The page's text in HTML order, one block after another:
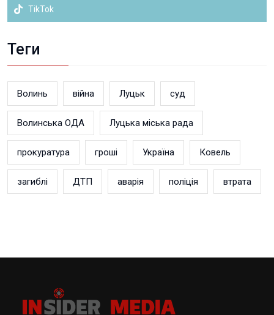
TikTok
Теги
Волинь війна Луцьк суд
Волинська ОДА Луцька міська рада
прокуратура гроші Україна Ковель
загиблі ДТП аварія поліція втрата